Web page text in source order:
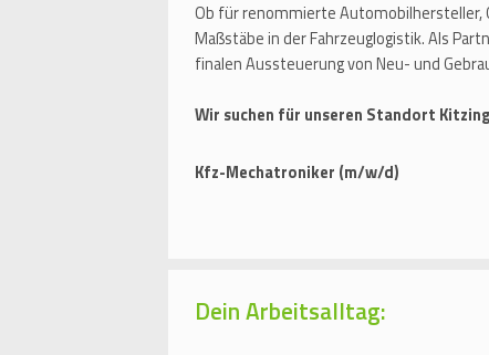
Ob für renommierte Automobilhersteller,
Maßstäbe in der Fahrzeuglogistik. Als
finalen Aussteuerung von Neu- und
Wir suchen für unseren Standort
Kfz-Mechatroniker (m/w/d)
Dein Arbeitsalltag: